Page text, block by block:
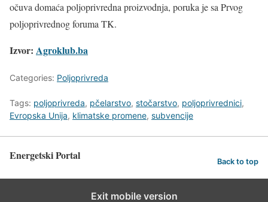
očuva domaća poljoprivredna proizvodnja, poruka je sa Prvog
poljoprivrednog foruma TK.
Izvor: Agroklub.ba
Categories: Poljoprivreda
Tags: poljoprivreda, pčelarstvo, stočarstvo, poljoprivrednici,
Evropska Unija, klimatske promene, subvencije
Energetski Portal Back to top
Exit mobile version